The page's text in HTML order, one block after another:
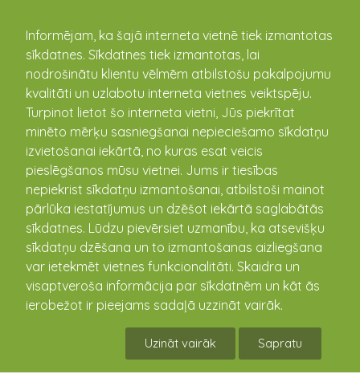
Informējam, ka šajā interneta vietnē tiek izmantotas
sīkdatnes. Sīkdatnes tiek izmantotas, lai
nodrošinātu klientu vēlmēm atbilstošu pakalpojumu
kvalitāti un uzlabotu interneta vietnes veiktspēju.
Turpinot lietot šo interneta vietni, Jūs piekrītat
minēto mērķu sasniegšanai nepieciešamo sīkdatņu
izvietošanai iekārtā, no kuras esat veicis
pieslēgšanos mūsu vietnei. Jums ir tiesības
nepiekrist sīkdatņu izmantošanai, atbilstoši mainot
pārlūka iestatījumus un dzēšot iekārtā saglabātās
sīkdatnes. Lūdzu pievērsiet uzmanību, ka atsevišķu
sīkdatņu dzēšana un to izmantošanas aizliegšana
var ietekmēt vietnes funkcionalitāti. Skaidra un
visaptveroša informācija par sīkdatnēm un kāt ās
ierobežot ir pieejams sadaļā uzzināt vairāk.
Uzināt vairāk Sapratu
kandava.lv
PASĀKUMU
KALENDĀRS
Kartingu sezonas noslēguma
sacīkstes "Rotax DD2"
01.10.2022 10:30 - 17:00